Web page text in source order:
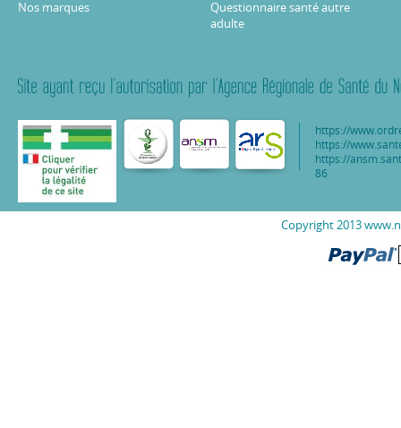
Nos marques
Questionnaire santé autre
adulte
https://
https://
https://
86
Copyright 2013